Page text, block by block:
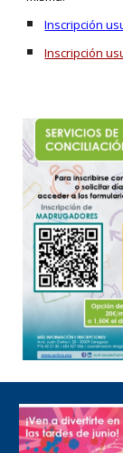
Inscripción
Inscripción